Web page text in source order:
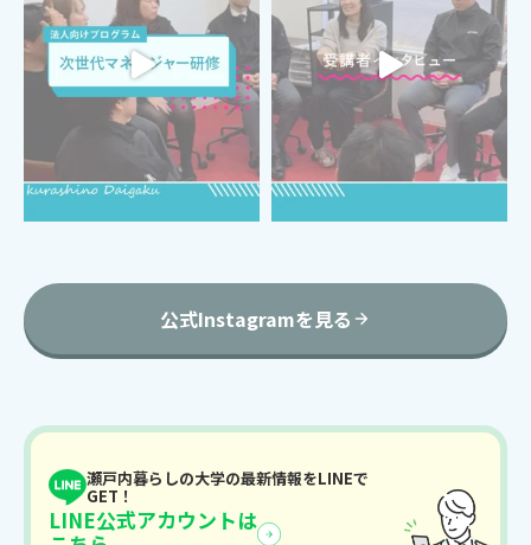
公式Instagramを見る
瀬戸内暮らしの大学の最新情報をLINEで
GET！
LINE公式アカウントは